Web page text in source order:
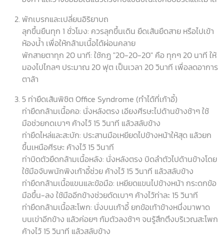
พักเบรกและเปลี่ยนอิริยาบถ
ลุกขึ้นยืนทุก 1 ชั่วโมง: ควรลุกขึ้นเดิน ยืดเส้นยืดสาย หรือไปเข้า
ห้องน้ำ เพื่อให้กล้ามเนื้อได้ผ่อนคลาย
พักสายตาทุก 20 นาที: ใช้กฎ "20-20-20" คือ ทุกๆ 20 นาที ให้
มองไปไกลๆ ประมาณ 20 ฟุต เป็นเวลา 20 วินาที เพื่อลดอาการ
ตาล้า
5 ท่ายืดเส้นพิชิต Office Syndrome (ทำได้ที่เก้าอี้)
ท่ายืดกล้ามเนื้อคอ: นั่งหลังตรง เอียงศีรษะไปด้านข้างช้าๆ ใช้
มือช่วยกดเบาๆ ค้างไว้ 15 วินาที แล้วสลับข้าง
ท่ายืดไหล่และสะบัก: ประสานมือเหยียดไปข้างหน้าให้สุด แล้วยก
ขึ้นเหนือศีรษะ ค้างไว้ 15 วินาที
ท่าบิดตัวยืดกล้ามเนื้อหลัง: นั่งหลังตรง บิดลำตัวไปด้านข้างโดย
ใช้มือจับพนักพิงเก้าอี้ช่วย ค้างไว้ 15 วินาที แล้วสลับข้าง
ท่ายืดกล้ามเนื้อแขนและข้อมือ: เหยียดแขนไปข้างหน้า กระดกข้อ
มือขึ้น-ลง ใช้มืออีกข้างช่วยดัดเบาๆ ค้างไว้ท่าละ 15 วินาที
ท่ายืดกล้ามเนื้อสะโพก: นั่งบนเก้าอี้ ยกข้อเท้าข้างหนึ่งมาพาด
บนเข่าอีกข้าง แล้วค่อยๆ ก้มตัวลงช้าๆ จนรู้สึกตึงบริเวณสะโพก
ค้างไว้ 15 วินาที แล้วสลับข้าง